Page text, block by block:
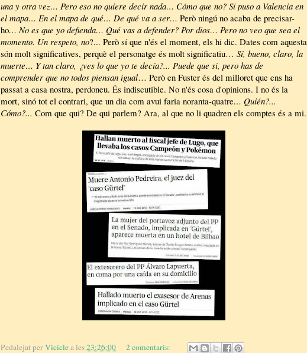
una y otra vez… Pero eso no quiere decir nada… Cómo que no? Si puso a Valencia en
el mapa… En el mapa de qué… De qué va a ser… Però ningú no acaba de precisar-
ho… No es que yo defienda… Qué vas a defender? Por dios… Pero no veo que sea el
momento. Un respeto, no?... Però sí que n'és el moment, els hi dic. Dates com aquesta
són molt significatives, perquè el personatge és molt significatiu… Sí, bueno, claro, la
muerte… Y tan claro, ¿ves lo que yo te decía?... Puede que sí, pero has de
comprender que no todos piensan igual… Però en Fuster és del milloret que ens ha
passat a casa nostra, perdoneu. És indiscutible. No n'és cosa d'opinions. I no és la
mort, sinó tot el contrari, que un dia com avui faria noranta-quatre… Quién?...
Cómo?... Com que qui? De qui parlem? Ara, al que no li quadren els comptes és a mi.
Pedalejat perViciclea les23:26:00
2 comentaris: